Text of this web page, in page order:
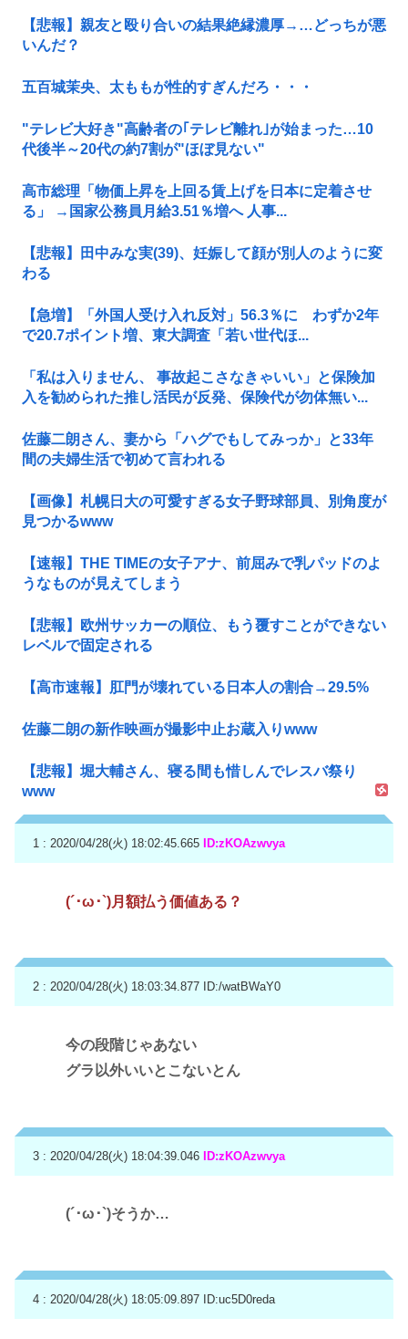
【悲報】親友と殴り合いの結果絶縁濃厚→…どっちが悪
いんだ？
五百城茉央、太ももが性的すぎんだろ・・・
"テレビ大好き"高齢者の｢テレビ離れ｣が始まった…10
代後半～20代の約7割が"ほぼ見ない"
高市総理「物価上昇を上回る賃上げを日本に定着させ
る」 →国家公務員月給3.51％増へ 人事...
【悲報】田中みな実(39)、妊娠して顔が別人のように変
わる
【急増】「外国人受け入れ反対」56.3％に わずか2年
で20.7ポイント増、東大調査「若い世代ほ...
「私は入りません、 事故起こさなきゃいい」と保険加
入を勧められた推し活民が反発、保険代が勿体無い...
佐藤二朗さん、妻から「ハグでもしてみっか」と33年
間の夫婦生活で初めて言われる
【画像】札幌日大の可愛すぎる女子野球部員、別角度が
見つかるwww
【速報】THE TIMEの女子アナ、前屈みで乳パッドのよ
うなものが見えてしまう
【悲報】欧州サッカーの順位、もう覆すことができない
レベルで固定される
【高市速報】肛門が壊れている日本人の割合→29.5%
佐藤二朗の新作映画が撮影中止お蔵入りwww
【悲報】堀大輔さん、寝る間も惜しんでレスバ祭り
www
1 : 2020/04/28(火) 18:02:45.665 ID:zKOAzwvya
(´･ω･`)月額払う価値ある？
2 : 2020/04/28(火) 18:03:34.877 ID:/watBWaY0
今の段階じゃあない
グラ以外いいとこないとん
3 : 2020/04/28(火) 18:04:39.046 ID:zKOAzwvya
(´･ω･`)そうか…
4 : 2020/04/28(火) 18:05:09.897 ID:uc5D0reda